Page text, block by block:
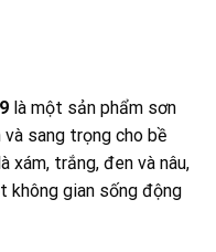
là một sản phẩm sơn
sang trọng cho bề
xám, trắng, đen và nâu,
không gian sống động